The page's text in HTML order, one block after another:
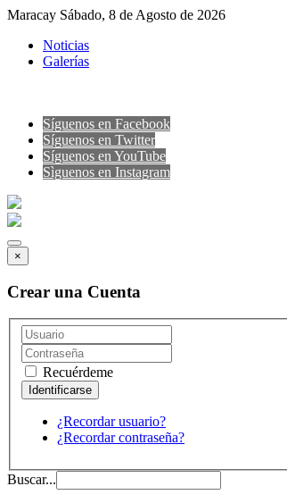
Maracay Sábado, 8 de Agosto de 2026
Noticias
Galerías
Síguenos en Facebook
Síguenos en Twitter
Síguenos en YouTube
Sìguenos en Instagram
×
Crear una Cuenta
Recuérdeme
¿Recordar usuario?
¿Recordar contraseña?
Buscar...